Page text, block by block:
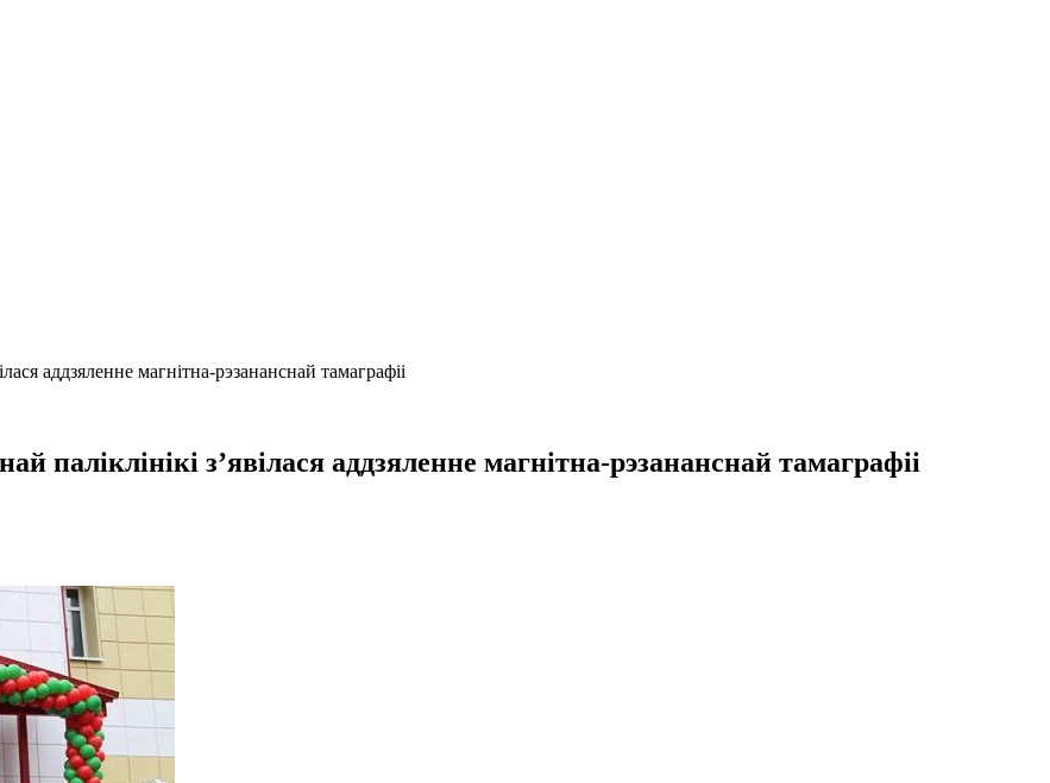
аддзяленне магнітна-рэзананснай тамаграфіі
з’явілася аддзяленне магнітна-рэзананснай тамаграфіі